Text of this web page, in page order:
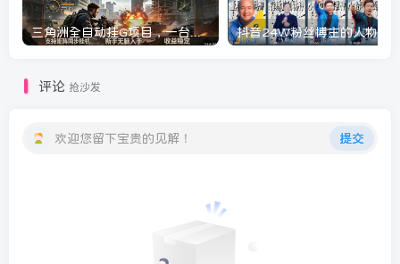
三角洲全自动挂G项目，一台电脑即可操作，防封稳账号，日收益300+，收益全程包回收，省心稳賺【揭秘】
评论 抢沙发
欢迎您留下宝贵的见解！ 提交